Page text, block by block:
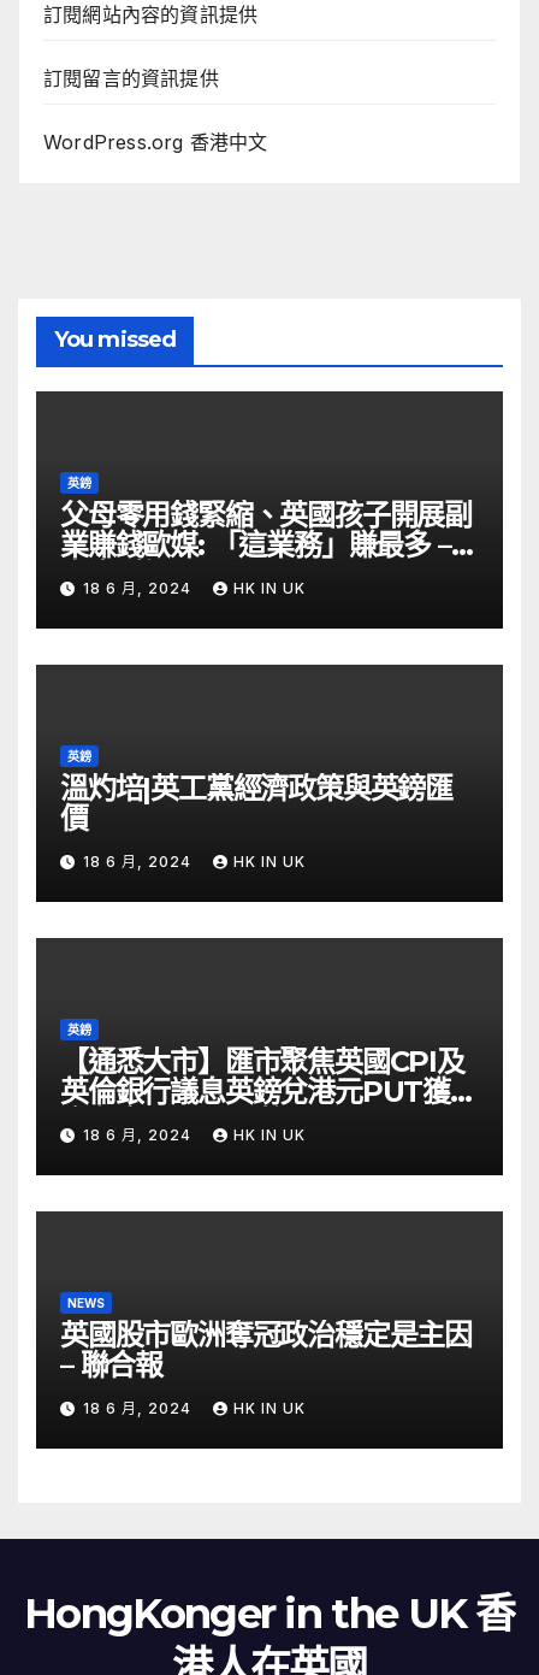
訂閱網站內容的資訊提供
訂閱留言的資訊提供
WordPress.org 香港中文
You missed
英鎊
父母零用錢緊縮、英國孩子開展副
業賺錢歐媒: 「這業務」賺最多 –
自由財經
18 6 月, 2024 HK IN UK
英鎊
溫灼培|英工黨經濟政策與英鎊匯
價
18 6 月, 2024 HK IN UK
英鎊
【通悉大市】匯市聚焦英國CPI及
英倫銀行議息英鎊兌港元PUT獲資
金留意 – Now 財經
18 6 月, 2024 HK IN UK
NEWS
英國股市歐洲奪冠政治穩定是主因
– 聯合報
18 6 月, 2024 HK IN UK
HongKonger in the UK 香